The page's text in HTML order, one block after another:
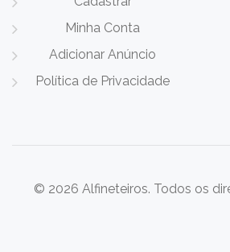
Minha Conta
Adicionar Anúncio
Política de Privacidade
© 2026 Alfineteiros. Todos os